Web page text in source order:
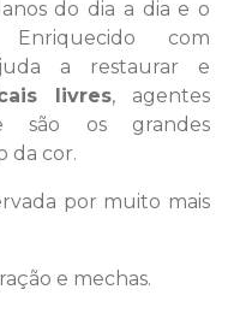
do dia a dia e o
com
a restaurar e
livres, agentes
são os grandes
da cor.
por muito mais
e mechas.